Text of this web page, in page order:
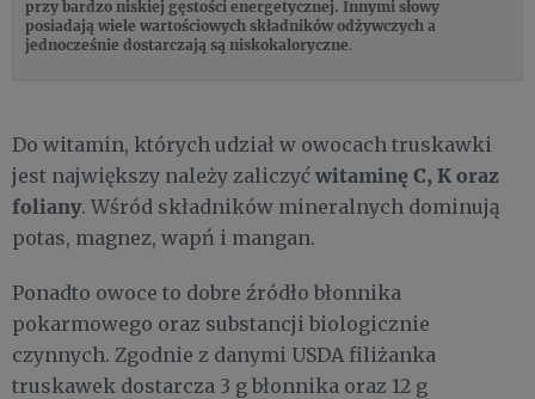
przy bardzo niskiej gęstości energetycznej. Innymi słowy
posiadają wiele wartościowych składników odżywczych a
jednocześnie dostarczają są niskokaloryczne.
Do witamin, których udział w owocach truskawki
jest największy należy zaliczyć witaminę C, K oraz
foliany. Wśród składników mineralnych dominują
potas, magnez, wapń i mangan.
Ponadto owoce to dobre źródło błonnika
pokarmowego oraz substancji biologicznie
czynnych. Zgodnie z danymi USDA filiżanka
truskawek dostarcza 3 g błonnika oraz 12 g